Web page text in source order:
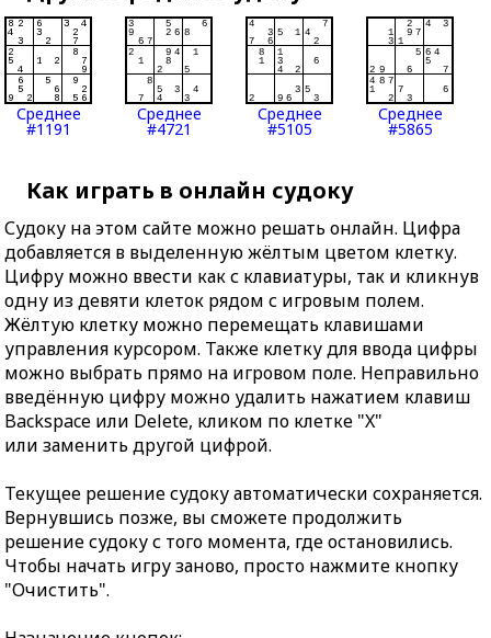
Среднее
#1191
Среднее
#4721
Среднее
#5105
Среднее
#5865
Как играть в онлайн судоку
Судоку на этом сайте можно решать онлайн. Цифра
добавляется в выделенную жёлтым цветом клетку.
Цифру можно ввести как с клавиатуры, так и кликнув
одну из девяти клеток рядом с игровым полем.
Жёлтую клетку можно перемещать клавишами
управления курсором. Также клетку для ввода цифры
можно выбрать прямо на игровом поле. Неправильно
введённую цифру можно удалить нажатием клавиш
Backspace или Delete, кликом по клетке "X"
или заменить другой цифрой.
Текущее решение судоку автоматически сохраняется.
Вернувшись позже, вы сможете продолжить
решение судоку с того момента, где остановились.
Чтобы начать игру заново, просто нажмите кнопку
"Очистить".